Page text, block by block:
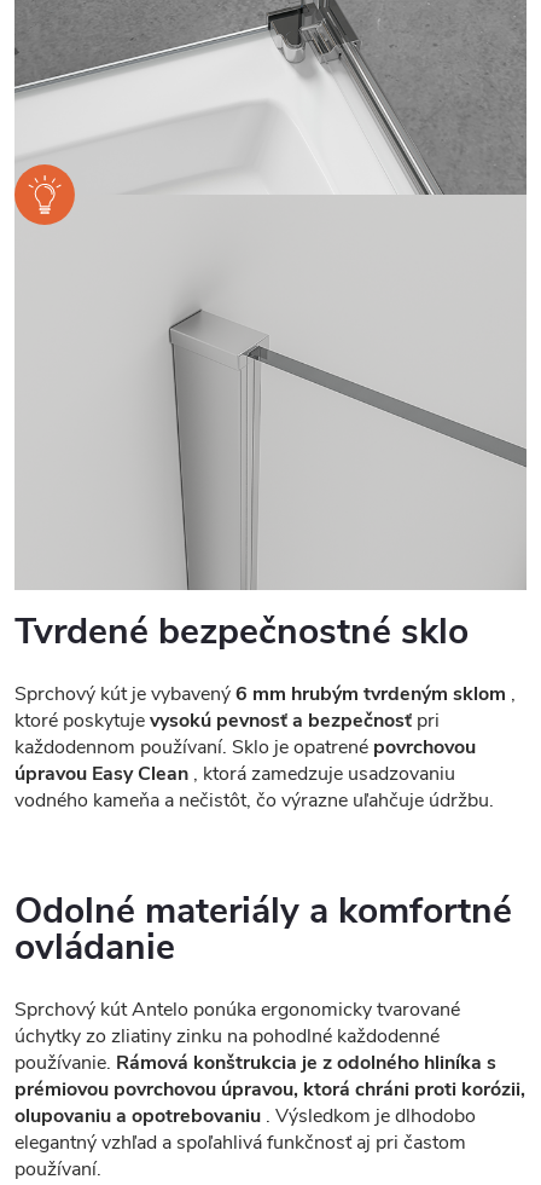
Tvrdené bezpečnostné sklo
Sprchový kút je vybavený6 mm hrubým tvrdeným sklom ,
ktoré poskytujevysokú pevnosť a bezpečnosť pri
každodennom používaní. Sklo je opatrené povrchovou
úpravou Easy Clean , ktorá zamedzuje usadzovaniu
vodného kameňa a nečistôt, čo výrazne uľahčuje údržbu.
Odolné materiály a komfortné
ovládanie
Sprchový kút Antelo ponúka ergonomicky tvarované
úchytky zo zliatiny zinku na pohodlné každodenné
používanie. Rámová konštrukcia je z odolného hliníka s
prémiovou povrchovou úpravou, ktorá chráni proti korózii,
olupovaniu a opotrebovaniu . Výsledkom je dlhodobo
elegantný vzhľad a spoľahlivá funkčnosť aj pri častom
používaní.